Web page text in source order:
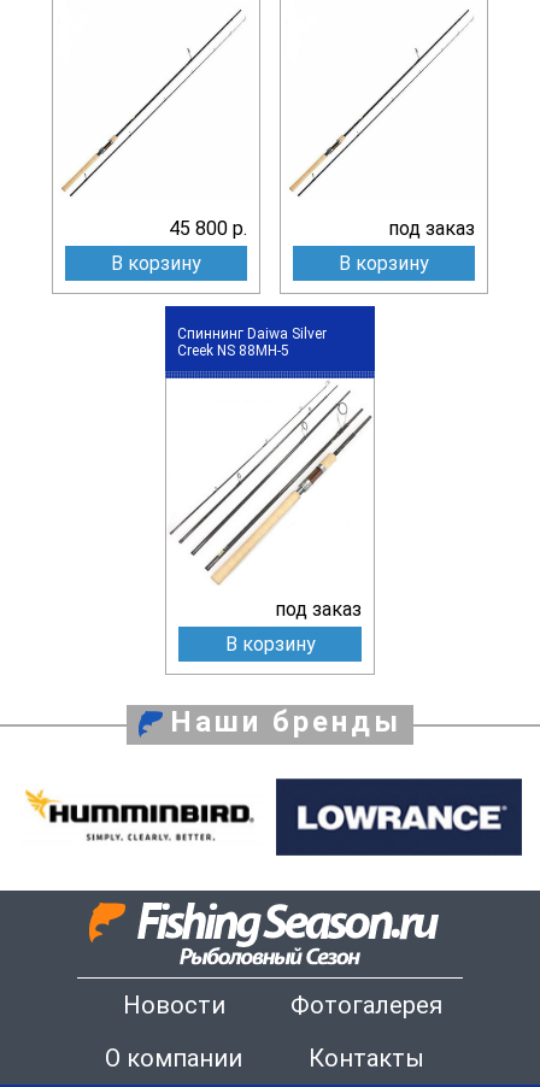
45 800 р.
В корзину
под заказ
В корзину
Спиннинг Daiwa Silver
Creek NS 88MH-5
под заказ
В корзину
Наши бренды
Новости
Фотогалерея
О компании
Контакты